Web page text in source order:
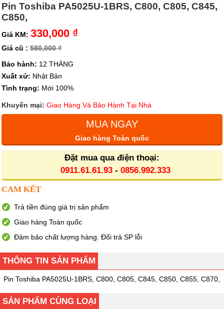
Pin Toshiba PA5025U-1BRS, C800, C805, C845,
C850,
Giá KM: 330,000 ₫
Giá cũ : 580,000 ₫
Bảo hành: 12 THÁNG
Xuất xứ: Nhật Bản
Tình trạng: Mới 100%
Khuyến mại: Giao Hàng Và Bảo Hành Tại Nhà
MUA NGAY
Giao hàng Toàn quốc
Đặt mua qua điện thoại:
0911.61.61.93- 0856.992.333
CAM KẾT
Trả tiền đúng giá trị sản phẩm
Giao hàng Toàn quốc
Đảm bảo chất lượng hàng. Đổi trả SP lỗi
THÔNG TIN SẢN PHẨM
Pin Toshiba PA5025U-1BRS, C800, C805, C845, C850, C855, C870,
SẢN PHẨM CÙNG LOẠI